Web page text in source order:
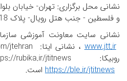
نشانی محل برگزاری: تهران- خیابان
و فلسطین - جنب هتل رویال- پلاک 118
نشانی سایت معاونت آموزشی
www.jtt.ir، نشانی ایتا: jtehran
روبیکا:
rubika.ir/jtitnews
https://ble.ir/jtitnews است.